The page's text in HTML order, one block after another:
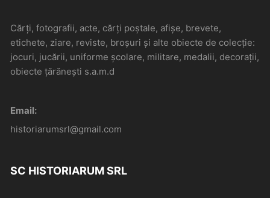
Cărți, fotografii, acte, cărți poștale, afișe, brevete,
etichete, ziare, reviste, broșuri și alte obiecte de colecție:
jocuri, jucării, uniforme școlare, militare, medalii, decorații,
obiecte țărănești s.a.m.d
Email:
historiarumsrl@gmail.com
SC HISTORIARUM SRL